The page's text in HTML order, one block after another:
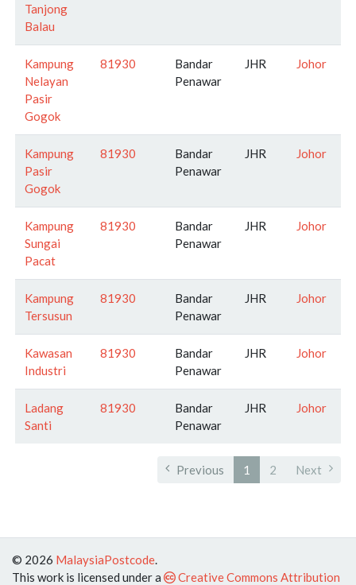
Tanjong
Balau
Kampung
Nelayan
Pasir
Gogok
81930
Bandar
Penawar
JHR Johor
Kampung
Pasir
Gogok
81930
Bandar
Penawar
JHR Johor
Kampung
Sungai
Pacat
81930
Bandar
Penawar
JHR Johor
Kampung
Tersusun
81930
Bandar
Penawar
JHR Johor
Kawasan
Industri
81930
Bandar
Penawar
JHR Johor
Ladang
Santi
81930
Bandar
Penawar
JHR Johor
Previous 1 2 Next
© 2026 MalaysiaPostcode.
This work is licensed under a
Creative Commons Attribution